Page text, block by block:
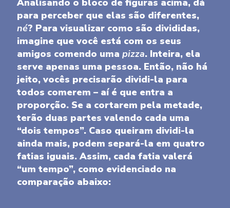
para perceber que elas são diferentes,
né? Para visualizar como são divididas,
imagine que você está com os seus
amigos comendo uma pizza. Inteira, ela
serve apenas uma pessoa. Então, não há
jeito, vocês precisarão dividi-la para
todos comerem – aí é que entra a
proporção. Se a cortarem pela metade,
terão duas partes valendo cada uma
“dois tempos”. Caso queiram dividi-la
ainda mais, podem separá-la em quatro
fatias iguais. Assim, cada fatia valerá
“um tempo”, como evidenciado na
comparação abaixo: